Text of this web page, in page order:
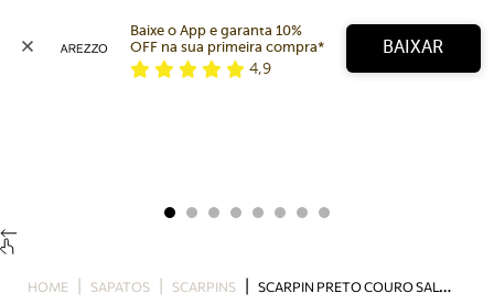
Bolsa
Baixe o App e garanta 10%
OFF na sua primeira compra*
4,9
BAIXAR
HOME SAPATOS SCARPINS S
CARPIN PRETO COURO SALTO BAIXO SLINGBACK LAÇO